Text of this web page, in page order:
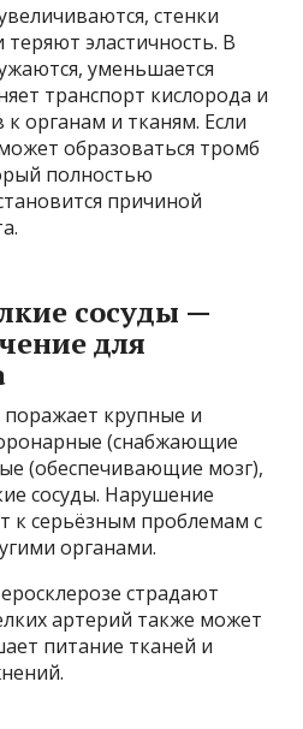
стенки
эластичность. В
уменьшается
транспорт кислорода и
органам и тканям. Если
образоваться тромб
полностью
причиной
сосуды —
для
крупные и
(снабжающие
(обеспечивающие мозг),
сосуды. Нарушение
к серьёзным проблемам с
органами.
страдают
артерий также может
питание тканей и